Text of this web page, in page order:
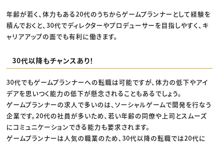
年齢が若く、体力もある20代のうちからゲームプランナーとして経験を
積んでおくと、30代でディレクターやプロデューサーを目指しやすく、キ
ャリアアップの面でも有利に働きます。
30代以降もチャンスあり！
30代でもゲームプランナーへの転職は可能ですが、体力の低下やアイ
デアを思いつく能力の低下が懸念されることもあるでしょう。
ゲームプランナーの求人で多いのは、ソーシャルゲームで開発を行なう
企業です。20代の社員が多いため、若い年齢の同僚や上司とスムーズ
にコミュニケーションできる能力も要求されます。
ゲームプランナーは人気の職業のため、30代以降の転職では20代に